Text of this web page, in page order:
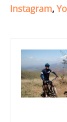
Instagram,